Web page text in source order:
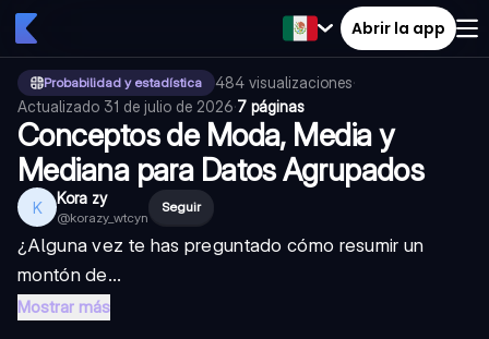
Abrir la app
Probabilidad y estadística 484 visualizaciones·
Actualizado 31 de julio de 2026·7 páginas
Conceptos de Moda, Media y
Mediana para Datos Agrupados
K Kora zy
@korazy_wtcyn
Seguir
¿Alguna vez te has preguntado cómo resumir un
montón de...
Mostrar más